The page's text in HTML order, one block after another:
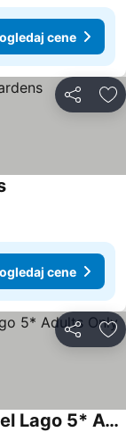
cene
Deli
cene
Deli
Lago Resort Menorca - Casas del Lago 5* Adults Only